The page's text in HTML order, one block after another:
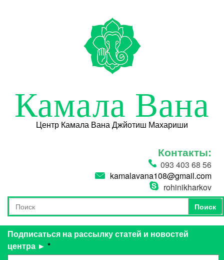
Камала Вана
Центр Камала Вана Джйотиш Махариши
Контакты:
093 403 68 56
kamalavana108@gmail.com
rohinikharkov
Форма поиска
Поиск
Поиск
Подписаться на рассылку статей и новостей
центра ► *